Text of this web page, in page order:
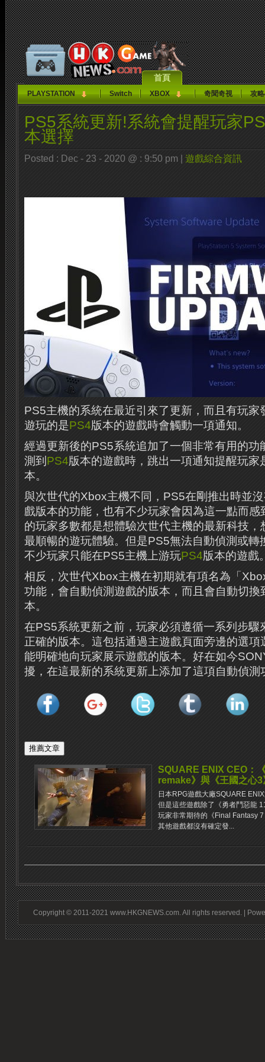
首頁
PLAYSTATION Switch XBOX 奇聞奇視 攻
PS5系統更新!系統會提醒玩家
本選擇
Posted : Dec - 23 - 2020 @ : 9:50 pm | 遊戲綜合資訊
PS5主機的系統在最近引來了更新，而且有玩家
遊玩的是PS4版本的遊戲時會觸動一項通知。
經過更新後的PS5系統追加了一個非常有用的功
測到 PS4版本的遊戲時，跳出一項通知提醒玩家
本。
與次世代的Xbox主機不同，PS5在剛推出時並
戲版本的功能，也有不少玩家會因為這一點而
的玩家多數都是想體驗次世代主機的最新科技
最順暢的遊玩體驗。但是PS5無法自動偵測或轉
不少玩家只能在PS5主機上游玩PS4版本的遊戲
相反，次世代Xbox主機在初期就有項名為「
功能，會自動偵測遊戲的版本，而且會自動切換
本。
在PS5系統更新之前，玩家必須遵循一系列步驟
正確的版本。這包括通過主遊戲頁面旁邊的選
能明確地向玩家展示遊戲的版本。好在如今
擾，在這最新的系統更新上添加了這項自動偵測
SQUARE ENIX CEO：
remake》與《王國之心
日本RPG遊戲大廠SQUARE
但是這些遊戲除了《勇者鬥惡龍
玩家非常期待的《Final Fantasy
其他遊戲都沒有確定發...
Copyright © 2011-2021 www.HKGNEWS.com. All rights reserved. |